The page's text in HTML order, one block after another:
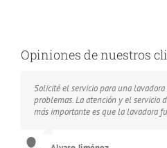
Opiniones de nuestros
Solicité el servicio para una
problemas. La atención y el servicio
más importante es que la lavadora
I contratcted this service and i
one interested in this appliance
Me arreglaron el congelador que
pescado en mi restaurante por lo